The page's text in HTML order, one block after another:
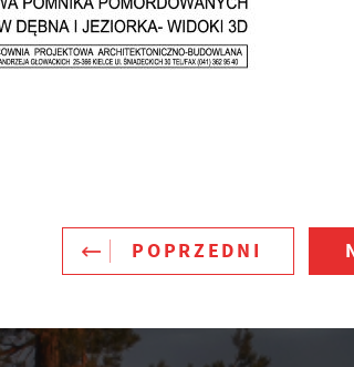
POPRZEDNI
są przetwarzane w formie
zgody na analityczne pliki cookies
wszystkich funkcjonalności.
plikom cookies prezentujemy Ci
informacje i aktualności na stronach